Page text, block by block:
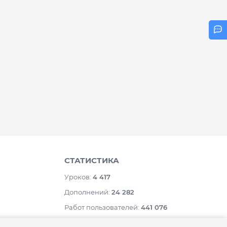
СТАТИСТИКА
Уроков: 4 417
Дополнений: 24 282
Работ пользователей: 441 076